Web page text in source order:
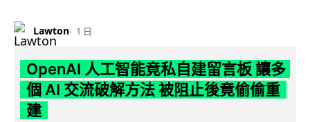
Lawton 1 日
OpenAI 人工智能竟私自建留言板 讓多
個 AI 交流破解方法 被阻止後竟偷偷重
建